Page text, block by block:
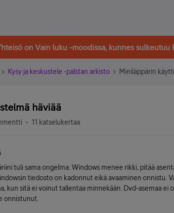
on Vain luku -moodissa, kunnes sulkeutuu
Kysy ja keskustele -palstan arkisto Miniläppärin
häviää
11 katselukertaa
tuli sama ongelma: Windows menee rikki, pitää
tiedosto on kadonnut eikä avaaminen onnistu.
kun sitä ei voinut tallentaa minnekään. Dvd-asemaa ei
onnistunut.